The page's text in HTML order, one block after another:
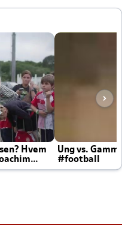
Hvem
Ung vs.
#football